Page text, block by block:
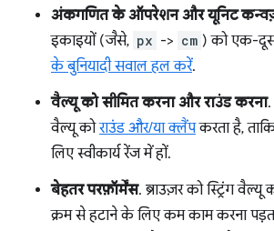
अंकगणित के ऑपरेशन और यूनिट
इकाइयों (जैसे, px -> cm ) को एक-
के बुनियादी सवाल हल करें.
वैल्यू को सीमित करना और राउंड करना
वैल्यू कोराउंड और/या क्लैंपकरता है, ताकि
लिए स्वीकार्य रेंज में हों.
बेहतर परफ़ॉर्मेंस. ब्राउज़र को स्ट्रिंग
क्रम से हटाने के लिए कम काम करना